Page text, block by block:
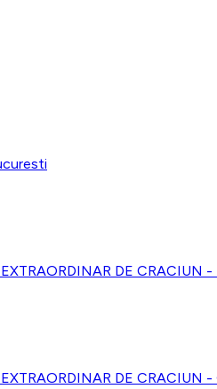
DE CRACIUN -
DE CRACIUN -